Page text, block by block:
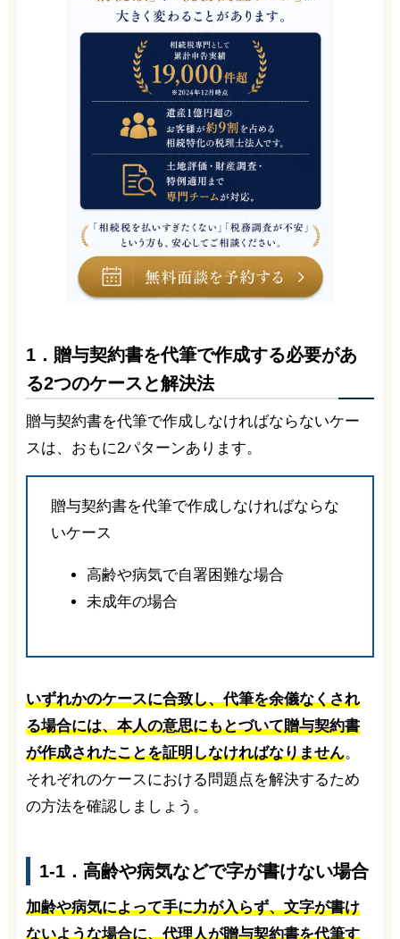
1．贈与契約書を代筆で作成する必要があ
る2つのケースと解決法
贈与契約書を代筆で作成しなければならないケー
スは、おもに2パターンあります。
贈与契約書を代筆で作成しなければならな
いケース
高齢や病気で自署困難な場合
未成年の場合
いずれかのケースに合致し、代筆を余儀なくされ
る場合には、本人の意思にもとづいて贈与契約書
が作成されたことを証明しなければなりません。
それぞれのケースにおける問題点を解決するため
の方法を確認しましょう。
1-1．高齢や病気などで字が書けない場合
加齢や病気によって手に力が入らず、文字が書け
ないような場合に、代理人が贈与契約書を代筆す